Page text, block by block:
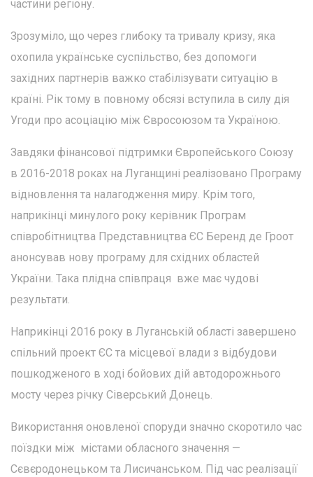
частини регіону.
Зрозуміло, що через глибоку та тривалу кризу, яка
охопила українське суспільство, без допомоги
західних партнерів важко стабілізувати ситуацію в
країні. Рік тому в повному обсязі вступила в силу дія
Угоди про асоціацію між Євросоюзом та Україною.
Завдяки фінансової підтримки Європейського Союзу
в 2016-2018 роках на Луганщині реалізовано Програму
відновлення та налагодження миру. Крім того,
наприкінці минулого року керівник Програм
співробітництва Представництва ЄС Беренд де Гроот
анонсував нову програму для східних областей
України. Така плідна співпраця вже має чудові
результати.
Наприкінці 2016 року в Луганській області завершено
спільний проект ЄС та місцевої влади з відбудови
пошкодженого в ході бойових дій автодорожнього
мосту через річку Сіверський Донець.
Використання оновленої споруди значно скоротило час
поїздки між містами обласного значення —
Сєвєродонецьком та Лисичанськом. Під час реалізації